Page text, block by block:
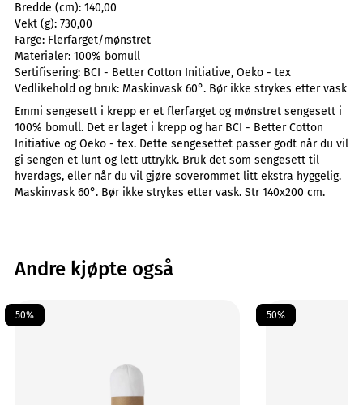
Bredde (cm): 140,00
Vekt (g): 730,00
Farge: Flerfarget/mønstret
Materialer: 100% bomull
Sertifisering: BCI - Better Cotton Initiative, Oeko - tex
Vedlikehold og bruk: Maskinvask 60°. Bør ikke strykes etter vask
Emmi sengesett i krepp er et flerfarget og mønstret sengesett i
100% bomull. Det er laget i krepp og har BCI - Better Cotton
Initiative og Oeko - tex. Dette sengesettet passer godt når du vil
gi sengen et lunt og lett uttrykk. Bruk det som sengesett til
hverdags, eller når du vil gjøre soverommet litt ekstra hyggelig.
Maskinvask 60°. Bør ikke strykes etter vask. Str 140x200 cm.
Andre kjøpte også
50% 50%